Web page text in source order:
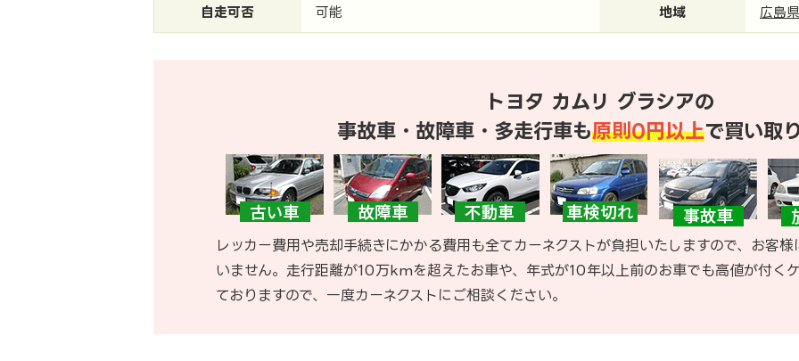
自走可否 可能 地域 広島県
トヨタ カムリ グラシアの
事故車・故障車・多走行車も原則0円以上で買い取
レッカー費用や売却手続きにかかる費用も全てカーネクストが負担いたしますので、お客
いません。走行距離が10万kmを超えたお車や、年式が10年以上前のお車でも高値が付く
ておりますので、一度カーネクストにご相談ください。